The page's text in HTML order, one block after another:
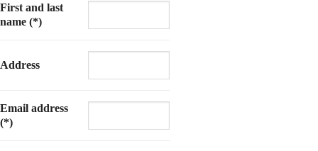
First and last
name (*)
Address
Email address
(*)